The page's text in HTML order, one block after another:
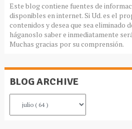
Este blog contiene fuentes de
disponibles en internet. Si Ud. es el
contenidos y desea que sea eliminado
háganoslo saber e inmediatamente
Muchas gracias por su comprensión.
BLOG ARCHIVE